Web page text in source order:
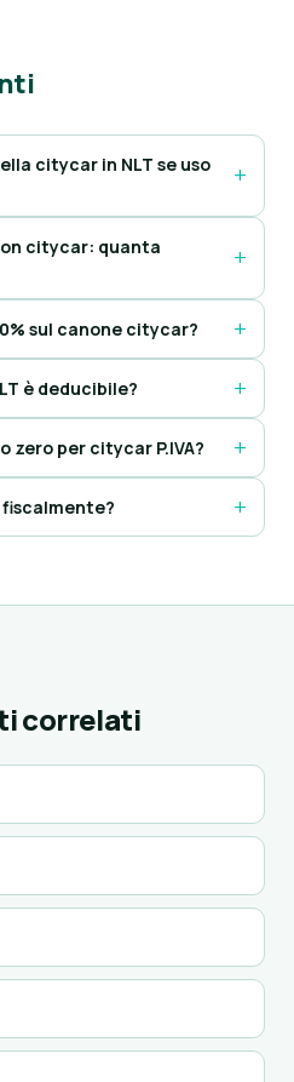
citycar in NLT se uso
citycar: quanta
sul canone citycar?
è deducibile?
zero per citycar P.IVA?
correlati